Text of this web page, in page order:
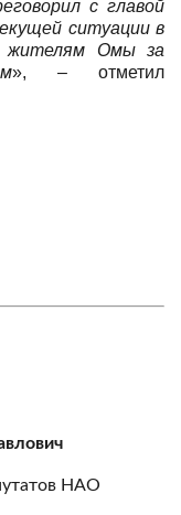
с главой
ситуации в
жителям Омы за
», – отметил
НАО